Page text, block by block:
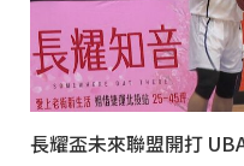
長耀盃未來聯盟開打